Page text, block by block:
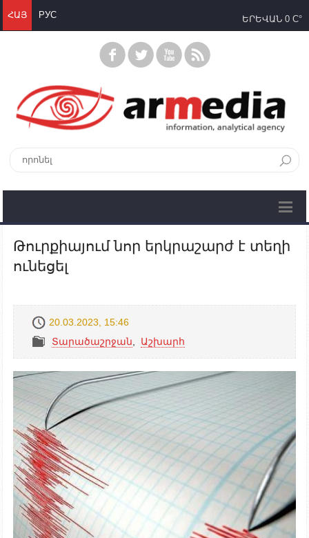
ՀԱՅ РУС ԵՐԵՎԱՆ 0 C°
Թուրքիայում նոր երկրաշարժ է տեղի
ունեցել
20.03.2023, 15:46
Տարածաշրջան
Աշխարհ